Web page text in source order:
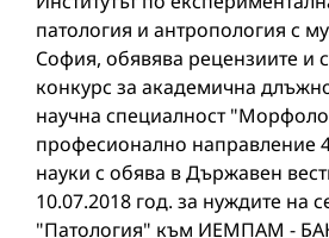
патология и антропология с
София, обявява рецензиите и
конкурс за академична
научна специалност
професионално направление
науки с обява в Държавен
10.07.2018 год. за нуждите на
"Патология" към ИЕМПАМ -